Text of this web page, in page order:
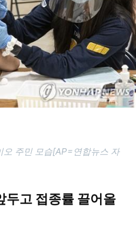
오 주민 모습[AP=연합뉴스 자
두고 접종률 끌어올